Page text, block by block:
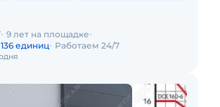
9 лет на площадке
136 единиц Работаем 24/7